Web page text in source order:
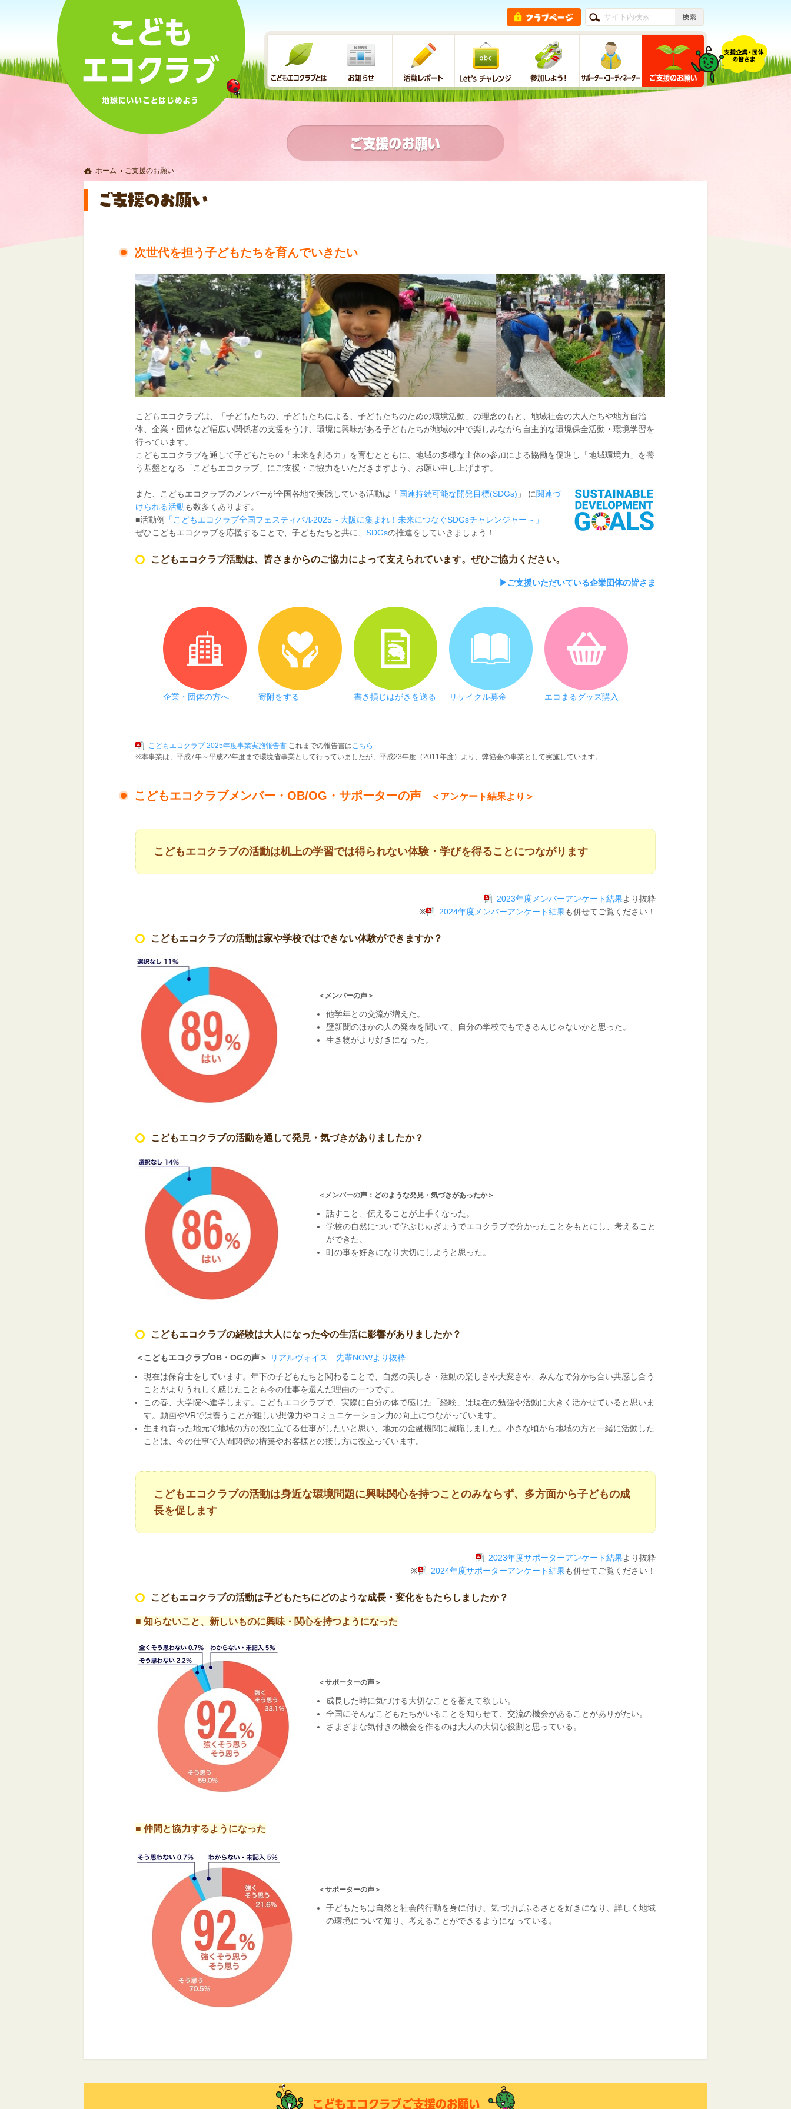
ホーム ご支援のお願い
次世代を担う子どもたちを育んでいきたい
こどもエコクラブは、「子どもたちの、子どもたちによる、子どもたちのための環境活動」の理念のもと、地域社会の大人たちや地方自治
体、企業・団体など幅広い関係者の支援をうけ、環境に興味がある子どもたちが地域の中で楽しみながら自主的な環境保全活動・環境学習を
行っています。
こどもエコクラブを通して子どもたちの「未来を創る力」を育むとともに、地域の多様な主体の参加による協働を促進し「地域環境力」を養
う基盤となる「こどもエコクラブ」にご支援・ご協力をいただきますよう、お願い申し上げます。
また、こどもエコクラブのメンバーが全国各地で実践している活動は「 国連持続可能な開発目標(SDGs) 」 に関連づ
けられる活動も数多くあります。
■活動例
「こどもエコクラブ全国フェスティバル2025～大阪に集まれ！未来につなぐSDGsチャレンジャー～」
ぜひこどもエコクラブを応援することで、子どもたちと共に、 SDGsの推進をしていきましょう！
こどもエコクラブ活動は、皆さまからのご協力によって支えられています。ぜひご協力ください。
▶ご支援いただいている企業団体の皆さま
企業・団体の方へ 寄附をする 書き損じはがきを送る リサイクル募金 エコまるグッズ購入
こどもエコクラブ 2025年度事業実施報告書 これまでの報告書はこちら
※本事業は、平成7年～平成22年度まで環境省事業として行っていましたが、平成23年度（2011年度）より、弊協会の事業として実施しています。
こどもエコクラブメンバー・OB/OG・サポーターの声 ＜アンケート結果より＞
こどもエコクラブの活動は机上の学習では得られない体験・学びを得ることにつながります
2023年度メンバーアンケート結果より抜粋
※
2024年度メンバーアンケート結果も併せてご覧ください！
こどもエコクラブの活動は家や学校ではできない体験ができますか？
＜メンバーの声＞
他学年との交流が増えた。
壁新聞のほかの人の発表を聞いて、自分の学校でもできるんじゃないかと思った。
生き物がより好きになった。
こどもエコクラブの活動を通して発見・気づきがありましたか？
＜メンバーの声：どのような発見・気づきがあったか＞
話すこと、伝えることが上手くなった。
学校の自然について学ぶじゅぎょうでエコクラブで分かったことをもとにし、考えること
ができた。
町の事を好きになり大切にしようと思った。
こどもエコクラブの経験は大人になった今の生活に影響がありましたか？
＜こどもエコクラブOB・OGの声＞
リアルヴォイス 先輩NOWより抜粋
現在は保育士をしています。年下の子どもたちと関わることで、自然の美しさ・活動の楽しさや大変さや、みんなで分かち合い共感し合う
ことがよりうれしく感じたことも今の仕事を選んだ理由の一つです。
この春、大学院へ進学します。こどもエコクラブで、実際に自分の体で感じた「経験」は現在の勉強や活動に大きく活かせていると思いま
す。動画やVRでは養うことが難しい想像力やコミュニケーション力の向上につながっています。
生まれ育った地元で地域の方の役に立てる仕事がしたいと思い、地元の金融機関に就職しました。小さな頃から地域の方と一緒に活動した
ことは、今の仕事で人間関係の構築やお客様との接し方に役立っています。
こどもエコクラブの活動は身近な環境問題に興味関心を持つことのみならず、多方面から子どもの成
長を促します
2023年度サポーターアンケート結果より抜粋
※
2024年度サポーターアンケート結果も併せてご覧ください！
こどもエコクラブの活動は子どもたちにどのような成長・変化をもたらしましたか？
■ 知らないこと、新しいものに興味・関心を持つようになった
＜サポーターの声＞
成長した時に気づける大切なことを蓄えて欲しい。
全国にそんなこどもたちがいることを知らせて、交流の機会があることがありがたい。
さまざまな気付きの機会を作るのは大人の大切な役割と思っている。
■ 仲間と協力するようになった
＜サポーターの声＞
子どもたちは自然と社会的行動を身に付け、気づけばふるさとを好きになり、詳しく地域
の環境について知り、考えることができるようになっている。